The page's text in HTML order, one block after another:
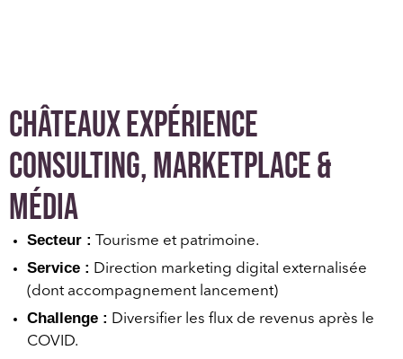
Châteaux Expérience
Consulting, marketplace &
média
Secteur : Tourisme et patrimoine.
Service : Direction marketing digital externalisée
(dont accompagnement lancement)
Challenge : Diversifier les flux de revenus après le
COVID.